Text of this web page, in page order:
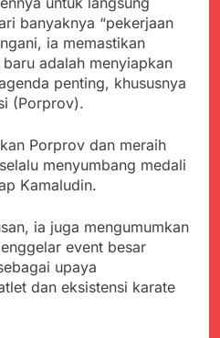
banyaknya “pekerjaan
ia memastikan
adalah menyiapkan
penting, khususnya
(Porprov).
Porprov dan meraih
menyumbang medali
Kamaludin.
ia juga mengumumkan
event besar
upaya
dan eksistensi karate